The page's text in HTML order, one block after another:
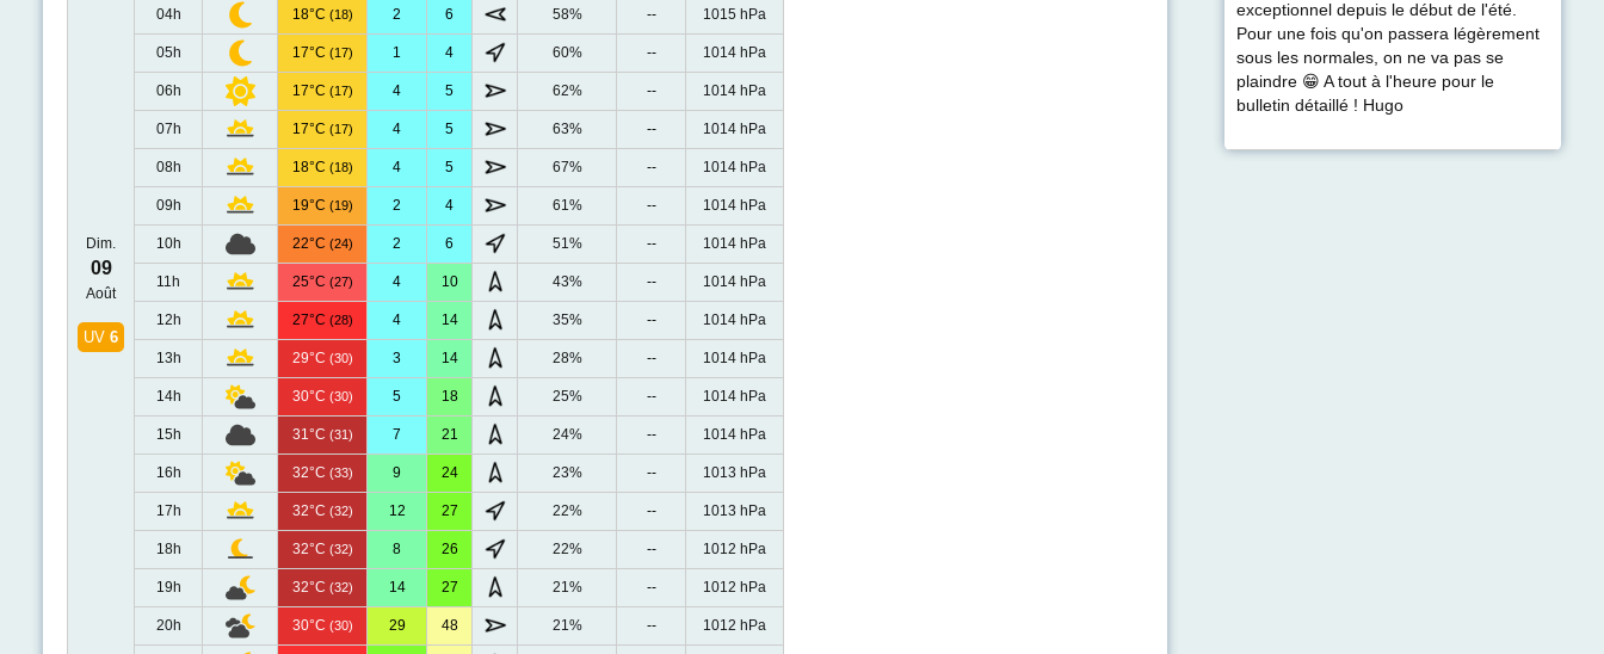
Dim.
09
Août
UV 6
04h 18°C (18) 2 6 58% -- 1015 hPa
05h 17°C (17) 1 4 60% -- 1014 hPa
06h 17°C (17) 4 5 62% -- 1014 hPa
07h 17°C (17) 4 5 63% -- 1014 hPa
08h 18°C (18) 4 5 67% -- 1014 hPa
09h 19°C (19) 2 4 61% -- 1014 hPa
10h 22°C (24) 2 6 51% -- 1014 hPa
11h 25°C (27) 4 10 43% -- 1014 hPa
12h 27°C (28) 4 14 35% -- 1014 hPa
13h 29°C (30) 3 14 28% -- 1014 hPa
14h 30°C (30) 5 18 25% -- 1014 hPa
15h 31°C (31) 7 21 24% -- 1014 hPa
16h 32°C (33) 9 24 23% -- 1013 hPa
17h 32°C (32) 12 27 22% -- 1013 hPa
18h 32°C (32) 8 26 22% -- 1012 hPa
19h 32°C (32) 14 27 21% -- 1012 hPa
20h 30°C (30) 29 48 21% -- 1012 hPa
exceptionnel depuis le début de l'été.
Pour une fois qu'on passera légèrement
sous les normales, on ne va pas se
plaindre 😁 A tout à l'heure pour le
bulletin détaillé ! Hugo